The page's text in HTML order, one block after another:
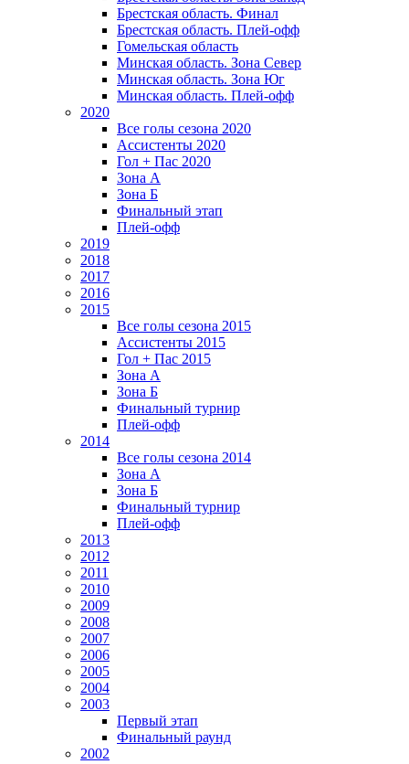
Брестская область. Финал
Брестская область. Плей-офф
Гомельская область
Минская область. Зона Север
Минская область. Зона Юг
Минская область. Плей-офф
2020
Все голы сезона 2020
Ассистенты 2020
Гол + Пас 2020
Зона А
Зона Б
Финальный этап
Плей-офф
2019
2018
2017
2016
2015
Все голы сезона 2015
Ассистенты 2015
Гол + Пас 2015
Зона А
Зона Б
Финальный турнир
Плей-офф
2014
Все голы сезона 2014
Зона А
Зона Б
Финальный турнир
Плей-офф
2013
2012
2011
2010
2009
2008
2007
2006
2005
2004
2003
Первый этап
Финальный раунд
2002